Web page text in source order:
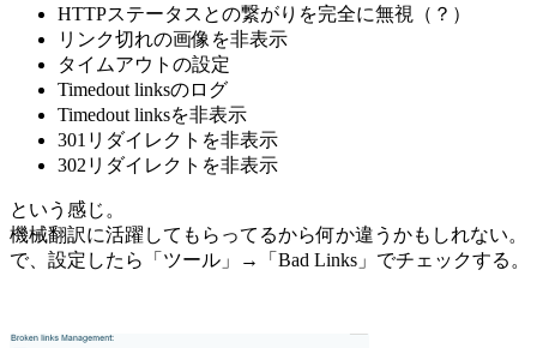
HTTPステータスとの繋がりを完全に無視（？）
リンク切れの画像を非表示
タイムアウトの設定
Timedout linksのログ
Timedout linksを非表示
301リダイレクトを非表示
302リダイレクトを非表示
という感じ。
機械翻訳に活躍してもらってるから何か違うかもしれない。
で、設定したら「ツール」→「Bad Links」でチェックする。